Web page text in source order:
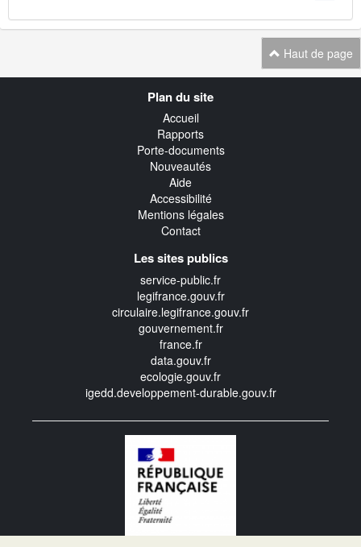
Haut de page
Plan du site
Accueil
Rapports
Porte-documents
Nouveautés
Aide
Accessibilité
Mentions légales
Contact
Les sites publics
service-public.fr
legifrance.gouv.fr
circulaire.legifrance.gouv.fr
gouvernement.fr
france.fr
data.gouv.fr
ecologie.gouv.fr
igedd.developpement-durable.gouv.fr